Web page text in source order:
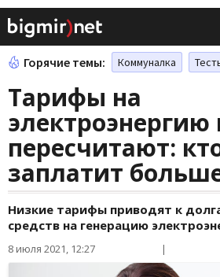
Горячие темы: Коммуналка
Тарифы на
электроэнергию
пересчитают:
заплатит
Низкие тарифы приводят к
средств на генерацию
8 июля 2021, 12:27 |